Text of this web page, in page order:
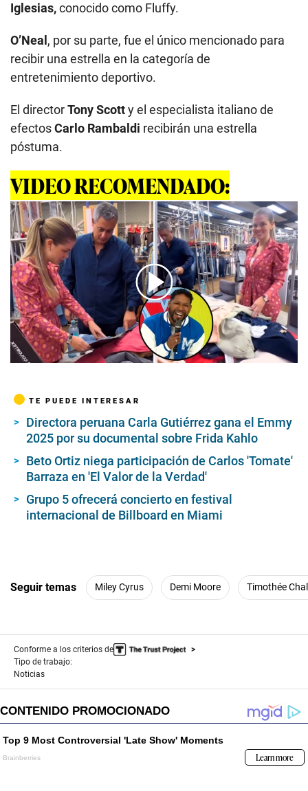
Iglesias,conocido como Fluffy.
O’Neal , por su parte, fue el único mencionado para
recibir una estrella en la categoría de
entretenimiento deportivo.
El directorTony Scotty el especialista italiano de
efectosCarlo Rambaldi recibirán una estrella
póstuma.
VIDEO RECOMENDADO:
00:00/02:13
TE PUEDE INTERESAR
Directora peruana Carla Gutiérrez gana el Emmy
2025 por su documental sobre Frida Kahlo
Beto Ortiz niega participación de Carlos 'Tomate'
Barraza en 'El Valor de la Verdad'
Grupo 5 ofrecerá concierto en festival
internacional de Billboard en Miami
Seguir temas Miley Cyrus Demi Moore Timothée
Conforme a los criterios de
Tipo de trabajo:
Noticias